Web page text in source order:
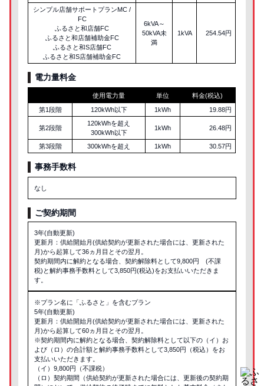
シンプル店舗サポートプランMC /
FC
ふるさと和店舗FC
ふるさと和店舗補助金FC
ふるさと和S店舗FC
ふるさと和S店舗補助金FC
6kVA～
50kVA未
満
1kVA 254.54円
電力量料金
使用電力量 単位
料金(税込)
第1段階
120kWh以下 1kWh 19.88円
第2段階
120kWhを超え
300kWh以下
1kWh 26.48円
第3段階 300kWhを超え 1kWh 30.57円
事務手数料
なし
ご契約期間
3年(自動更新)
更新月：供給開始月(供給契約が更新された場合には、更新された
月)から起算して36ヵ月目とその翌月。
契約期間内に解約となる場合、契約解除料として9,800円 (不課
税)と解約事務手数料として3,850円(税込)をお支払いいただきま
す。
※プラン名に「ふるさと」を含むプラン
5年(自動更新)
更新月：供給開始月(供給契約が更新された場合には、更新された
月)から起算して60ヵ月目とその翌月。
※契約期間内に解約となる場合、契約解除料として以下の（イ）お
よび（ロ）の合計額と解約事務手数料として3,850円（税込）をお
支払いいただきます。
（イ）9,800円（不課税）
（ロ）契約期間（供給契約が更新された場合には、更新後の契約期